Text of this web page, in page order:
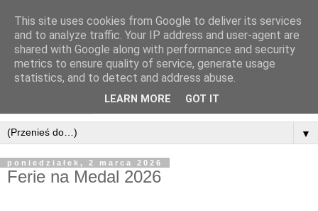
▼
poniedziałek, 2 marca 2026
Ferie na Medal 2026
This site uses cookies from Google to deliver its services
and to analyze traffic. Your IP address and user-agent are
shared with Google along with performance and security
metrics to ensure quality of service, generate usage
statistics, and to detect and address abuse.
LEARN MORE GOT IT